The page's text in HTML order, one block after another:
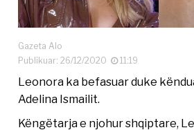
Gazeta Alo
Publikuar: 26/12/2020
11:19
Leonora ka befasuar duke
Adelina Ismailit.
Këngëtarja e njohur shqiptare,